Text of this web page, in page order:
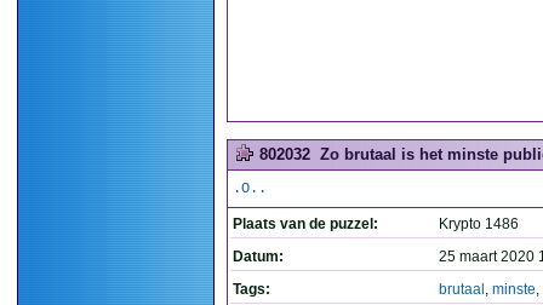
802032 Zo brutaal is het minste
.O..
Plaats van de puzzel:
Krypto 1486
Datum:
25 maart 2020
Tags:
brutaal , minste,